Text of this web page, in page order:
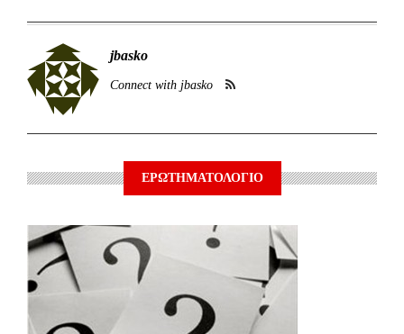
jbasko
Connect with jbasko
ΕΡΩΤΗΜΑΤΟΛΟΓΙΟ